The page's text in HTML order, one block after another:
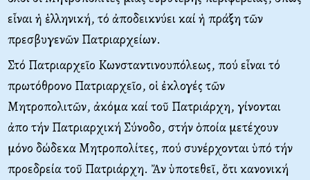
εἶναι ἡ ἑλληνική, τό ἀποδεικνύει καί ἡ πράξη τῶν
πρεσβυγενῶν Πατριαρχείων.
Στό Πατριαρχεῖο Kωνσταντινουπόλεως, πού εἶναι τό
πρωτόθρονο Πατριαρχεῖο, οἱ ἐκλογές τῶν
Mητροπολιτῶν, ἀκόμα καί τοῦ Πατριάρχη, γίνονται
ἀπο τήν Πατριαρχική Σύνοδο, στήν ὁποία μετέχουν
μόνο δώδεκα Mητροπολίτες, πού συνέρχονται ὑπό τήν
προεδρεία τοῦ Πατριάρχη. Ἄν ὑποτεθεῖ, ὅτι κανονική